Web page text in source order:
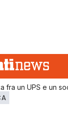
fra un UPS e un